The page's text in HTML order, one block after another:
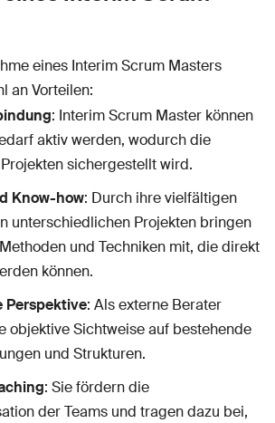
eines Interim Scrum Masters
an Vorteilen:
: Interim Scrum Master können
aktiv werden, wodurch die
sichergestellt wird.
Know-how: Durch ihre vielfältigen
unterschiedlichen Projekten bringen
und Techniken mit, die direkt
können.
Perspektive: Als externe Berater
objektive Sichtweise auf bestehende
und Strukturen.
: Sie fördern die
der Teams und tragen dazu bei,